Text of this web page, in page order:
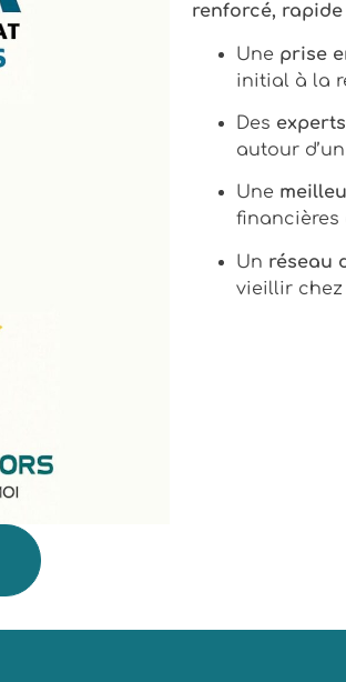
renforcé,
Une prise
initial à la
Des
autour
Une
financières
Un réseau
vieillir chez